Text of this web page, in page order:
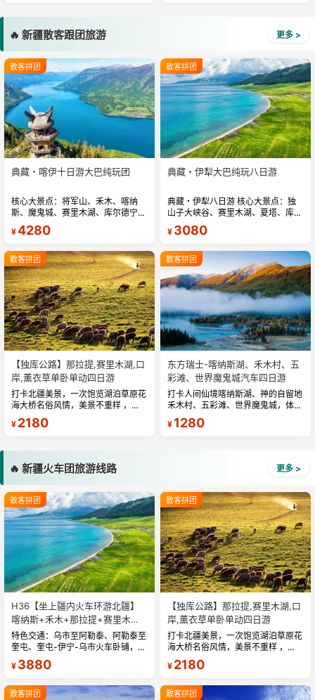
🔥 新疆散客跟团旅游 更多 >
散客拼团
典藏・喀伊十日游大巴纯玩团
核心大景点：将军山、禾木、喀纳
斯、魔鬼城、赛里木湖、库尔德宁、
那拉提 「精选酒店」我们只想说此
处无星似有星 (星级是国家标准) 10
¥4280
散客拼团
典藏・伊犁大巴纯玩八日游
典藏・伊犁八日游 核心大景点：独
山子大峡谷、赛里木湖、夏塔、库尔
德宁、那拉提 「精选酒店」我们只
想说此处无星似有星 (星级是国家标
¥ 3080
散客拼团
【独库公路】那拉提,赛里木湖,口
岸,薰衣草单卧单动四日游
打卡北疆美景，一次饱览湖泊草原花
海大桥名俗风情，美景不重样 ，旅
途轻松自由安全，带您吃在新疆玩在
新疆 ，24 小时，全天贴心为您服
¥ 2180
散客拼团
东方瑞士-喀纳斯湖、禾木村、五
彩滩、世界魔鬼城汽车四日游
打卡人间仙境喀纳斯湖、神的自留地
禾木村、五彩滩、世界魔鬼城，体验
雅丹地貌与自然风光。...
¥ 1280
🔥 新疆火车团旅游线路 更多 >
散客拼团
H36【坐上疆内火车环游北疆】
喀纳斯+禾木+那拉提+赛里木湖
+独库公路四卧八日游
特色交通：乌市至阿勒泰、阿勒泰至
奎屯、奎屯-伊宁-乌市火车卧铺，深
度环游北疆，舒适节省时间。精华景
点：喀纳斯湖、禾木、赛里木湖、那
¥ 3880
散客拼团
【独库公路】那拉提,赛里木湖,口
岸,薰衣草单卧单动四日游
打卡北疆美景，一次饱览湖泊草原花
海大桥名俗风情，美景不重样 ，旅
途轻松自由安全，带您吃在新疆玩在
新疆 ，24 小时，全天贴心为您服
¥ 2180
散客拼团 散客拼团